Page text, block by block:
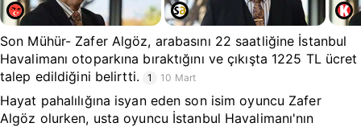
Son Mühür- Zafer Algöz, arabasını 22 saatliğine İstanbul
Havalimanı otoparkına bıraktığını ve çıkışta 1225 TL ücret
talep edildiğini belirtti.
1 10 Mart
Hayat pahalılığına isyan eden son isim oyuncu Zafer
Algöz olurken, usta oyuncu İstanbul Havalimanı'nın